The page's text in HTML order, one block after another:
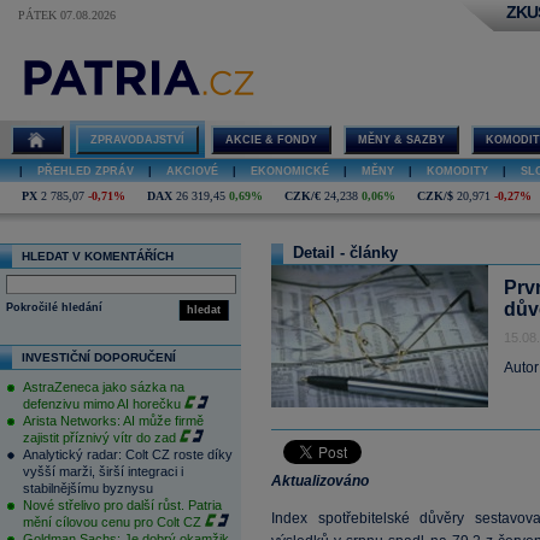
PÁTEK 07.08.2026
ZPRAVODAJSTVÍ AKCIE & FONDY MĚNY & SAZBY
PŘEHLED ZPRÁV AKCIOVÉ EKONOMICKÉ MĚNY KOMODITY
PX 2 785,07 -0,71% DAX 26 319,45 0,69% CZK/€ 24,238 0,06% CZK/$ 20,971 -0,27%
HLEDAT V KOMENTÁŘÍCH
hledat
Pokročilé hledání
INVESTIČNÍ DOPORUČENÍ
AstraZeneca jako sázka na
defenzivu mimo AI horečku
Arista Networks: AI může firmě
zajistit příznivý vítr do zad
Analytický radar: Colt CZ roste díky
vyšší marži, širší integraci i
stabilnějšímu byznysu
Nové střelivo pro další růst. Patria
mění cílovou cenu pro Colt CZ
Detail - články
Aktualizováno
Index spotřebitelské důvěry